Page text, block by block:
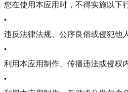
您在使用本应用时，不得实施以下
•
违反法律法规、公序良俗或侵犯他
•
利用本应用制作、传播违法或侵权
•